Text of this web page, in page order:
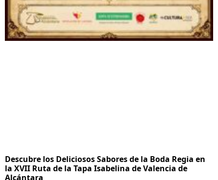
Descubre los Deliciosos Sabores de la Boda Regia en
la XVII Ruta de la Tapa Isabelina de Valencia de
Alcántara